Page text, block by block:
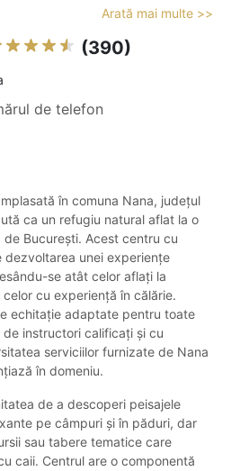
Arată mai multe >>
(390)
de telefon
în comuna Nana, județul
ca un refugiu natural aflat la o
București. Acest centru cu
unei experiențe
se atât celor aflați la
cu experiență în călărie.
echitație adaptate pentru toate
instructori calificați și cu
serviciilor furnizate de Nana
în domeniu.
de a descoperi peisajele
pe câmpuri și în păduri, dar
sau tabere tematice care
caii. Centrul are o componentă